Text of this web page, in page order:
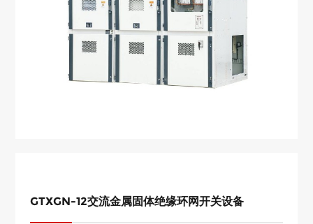
GTXGN-12交流金属固体绝缘环网开关设备